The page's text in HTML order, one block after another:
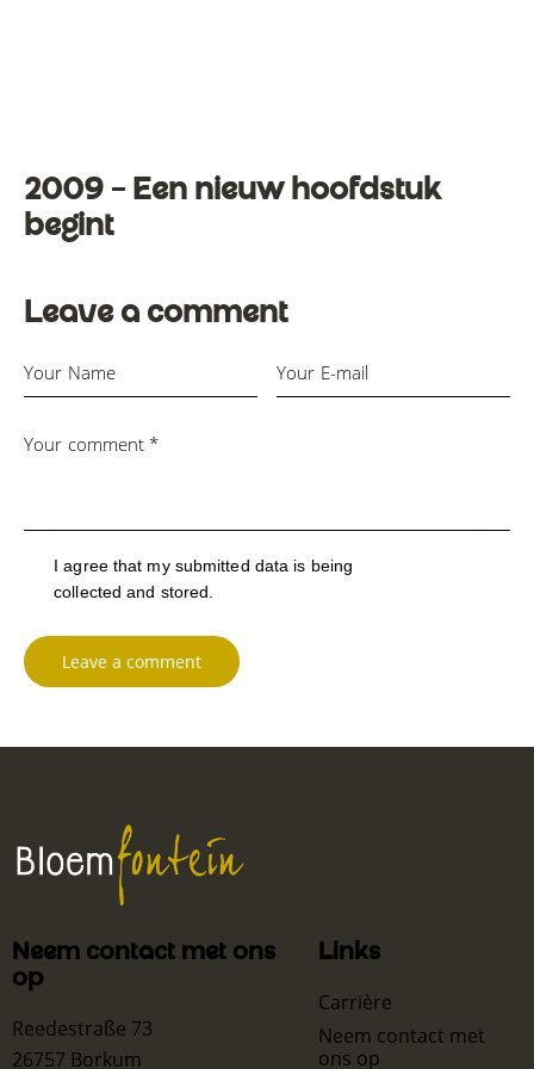
2009 – Een nieuw hoofdstuk
begint
Leave a comment
I agree that my submitted data is being
collected and stored.
Neem contact met ons
op
Reedestraße 73
26757 Borkum
Links
Carrière
Neem contact met
ons op